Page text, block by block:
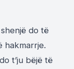
do të
hakmarrje.
t’ju bëjë të